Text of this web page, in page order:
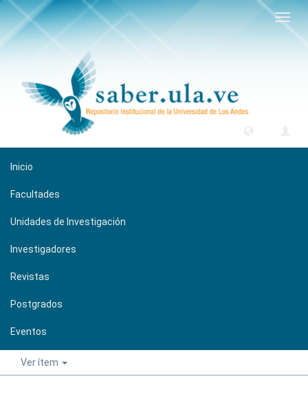
Inicio
Facultades
Unidades de Investigación
Investigadores
Revistas
Postgrados
Eventos
Ver ítem